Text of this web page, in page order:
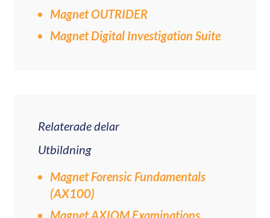
Magnet OUTRIDER
Magnet Digital Investigation Suite
Relaterade delar
Utbildning
Magnet Forensic Fundamentals
(AX100)
Magnet AXIOM Examinations